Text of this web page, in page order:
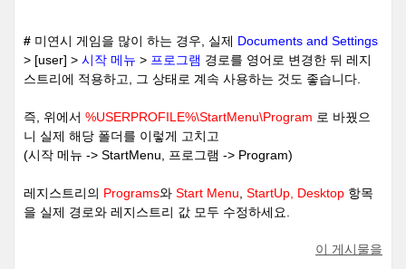
# 미연시 게임을 많이 하는 경우, 실제 Documents and Settings
> [user] > 시작 메뉴 > 프로그램 경로를 영어로 변경한 뒤 레지
스트리에 적용하고, 그 상태로 계속 사용하는 것도 좋습니다.
즉, 위에서 %USERPROFILE%\StartMenu\Program 로 바꿨으
니 실제 해당 폴더를 이렇게 고치고
(시작 메뉴 -> StartMenu, 프로그램 -> Program)
레지스트리의 Programs와 Start Menu, StartUp, Desktop 항목
을 실제 경로와 레지스트리 값 모두 수정하세요.
이 게시물을